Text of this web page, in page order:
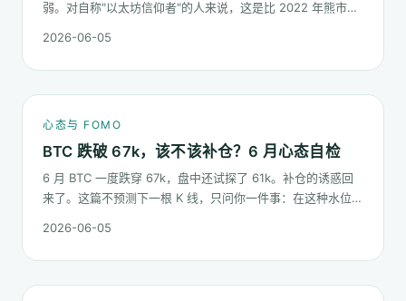
弱。对自称"以太坊信仰者"的人来说，这是比 2022 年熊市更
2026-06-05
心态与 FOMO
BTC 跌破 67k，该不该补仓？6 月心态自检
6 月 BTC 一度跌穿 67k，盘中还试探了 61k。补仓的诱惑回
来了。这篇不预测下一根 K 线，只问你一件事：在这种水位面
2026-06-05